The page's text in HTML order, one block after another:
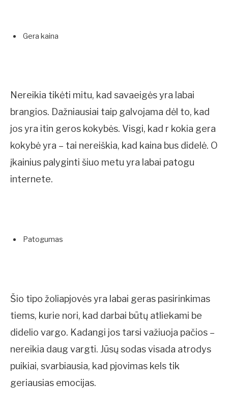
Gera kaina
Nereikia tikėti mitu, kad savaeigės yra labai
brangios. Dažniausiai taip galvojama dėl to, kad
jos yra itin geros kokybės. Visgi, kad r kokia gera
kokybė yra – tai nereiškia, kad kaina bus didelė. O
įkainius palyginti šiuo metu yra labai patogu
internete.
Patogumas
Šio tipo žoliapjovės yra labai geras pasirinkimas
tiems, kurie nori, kad darbai būtų atliekami be
didelio vargo. Kadangi jos tarsi važiuoja pačios –
nereikia daug vargti. Jūsų sodas visada atrodys
puikiai, svarbiausia, kad pjovimas kels tik
geriausias emocijas.